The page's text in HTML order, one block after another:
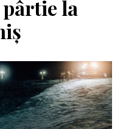
pârtie la